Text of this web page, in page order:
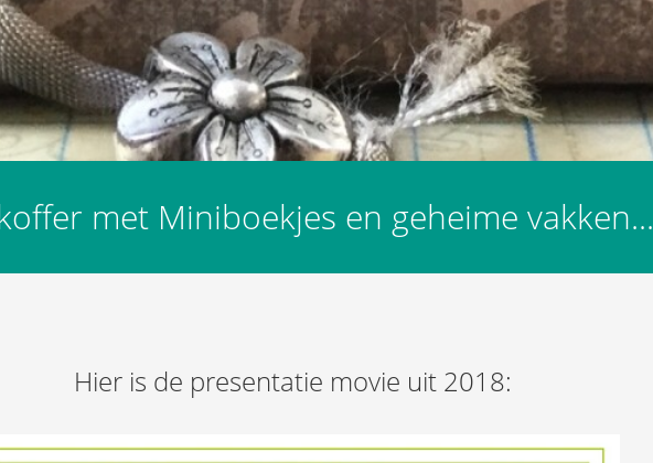
met Miniboekjes en geheime vakken...
Hier is de presentatie movie uit 2018: